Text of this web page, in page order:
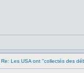
Re: Les USA ont "collectés des